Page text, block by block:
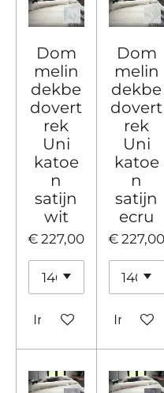
Dom
melin
dekbe
dovert
rek
Uni
katoe
n
satijn
wit
€ 227,00
In winkelwagen
Dom
melin
dekbe
dovert
rek
Uni
katoe
n
satijn
ecru
€ 227,00
In